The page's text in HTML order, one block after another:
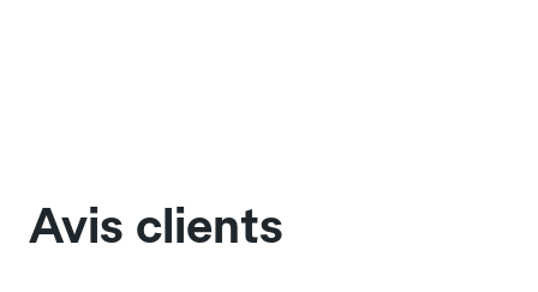
Avis clients